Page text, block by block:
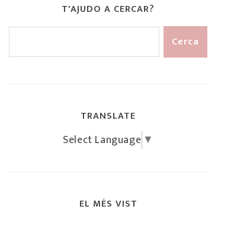
T'AJUDO A CERCAR?
TRANSLATE
Select Language ▼
EL MÉS VIST